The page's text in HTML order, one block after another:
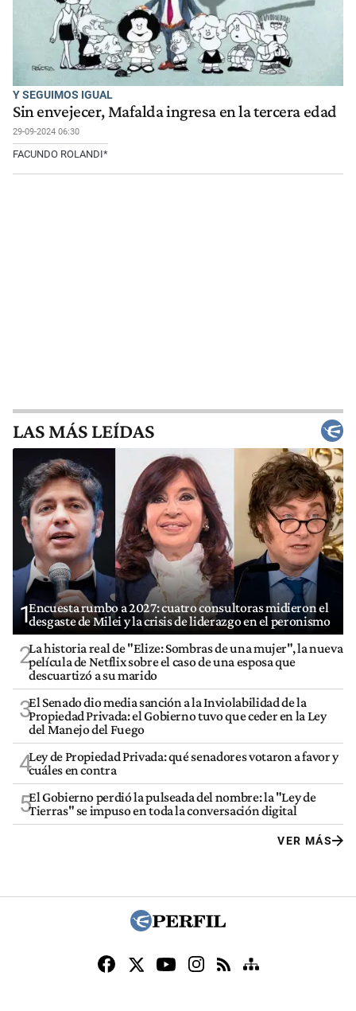
Y SEGUIMOS IGUAL
Sin envejecer, Mafalda ingresa en la tercera edad
29-09-2024 06:30
FACUNDO ROLANDI*
LAS MÁS LEÍDAS
1Encuesta rumbo a 2027: cuatro consultoras midieron el
desgaste de Milei y la crisis de liderazgo en el peronismo
2La historia real de "Elize: Sombras de una mujer", la nueva
película de Netflix sobre el caso de una esposa que
descuartizó a su marido
3El Senado dio media sanción a la Inviolabilidad de la
Propiedad Privada: el Gobierno tuvo que ceder en la Ley
del Manejo del Fuego
4Ley de Propiedad Privada: qué senadores votaron a favor y
cuáles en contra
5El Gobierno perdió la pulseada del nombre: la "Ley de
Tierras" se impuso en toda la conversación digital
VER MÁS